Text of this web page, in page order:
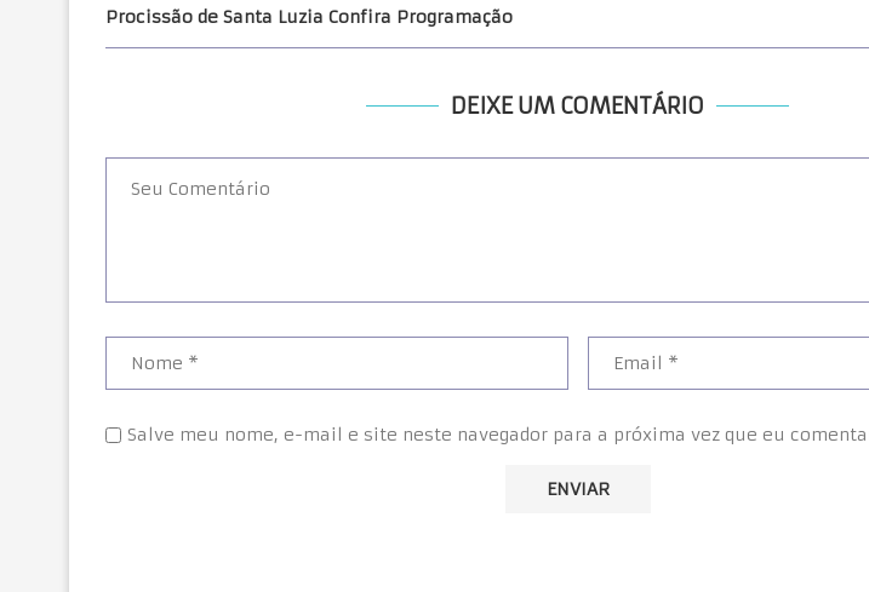
Procissão de Santa Luzia Confira Programação
DEIXE UM COMENTÁRIO
Salve meu nome, e-mail e site neste navegador para a próxima vez que eu